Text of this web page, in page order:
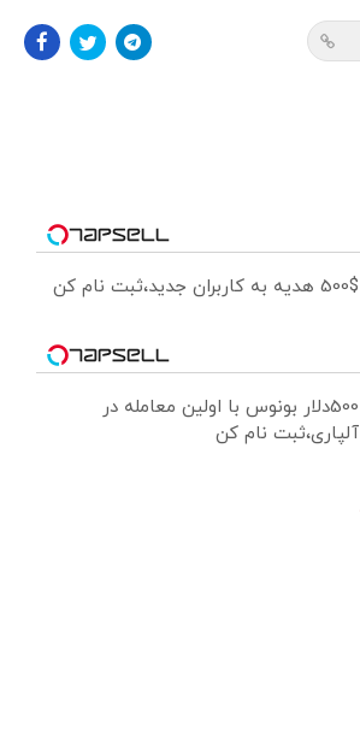
500$ هدیه به کاربران جدید،ثبت نام کن
500دلار بونوس با اولین معامله در
آلپاری،ثبت نام کن